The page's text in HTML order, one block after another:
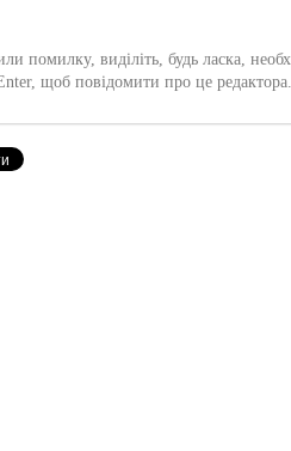
помилку, виділіть, будь ласка,
щоб повідомити про це